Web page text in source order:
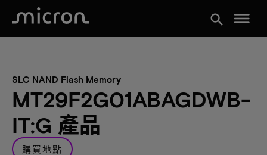
search menu
SLC NAND Flash Memory
MT29F2G01ABAGDWB-
IT:G 產品
購買地點